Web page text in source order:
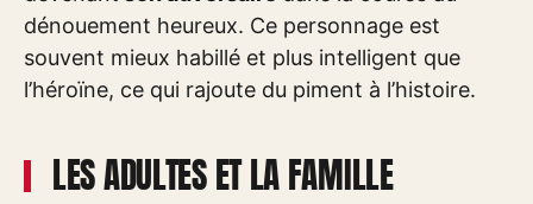
dénouement heureux. Ce personnage est
souvent mieux habillé et plus intelligent que
l’héroïne, ce qui rajoute du piment à l’histoire.
LES ADULTES ET LA FAMILLE